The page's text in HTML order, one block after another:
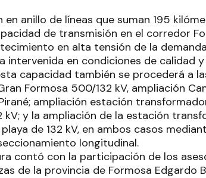
en anillo de líneas que suman 195
de transmisión en el corredor
en alta tensión de la
intervenida en condiciones de calidad
capacidad también se procederá a
Formosa 500/132 kV, ampliación
ampliación estación
kV; y la ampliación de la estación
de 132 kV, en ambos casos
longitudinal.
contó con la participación de los
de la provincia de Formosa Edgardo